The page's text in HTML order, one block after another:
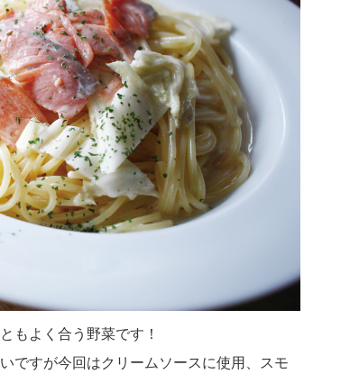
もよく合う野菜です！
ですが今回はクリームソースに使用、スモ